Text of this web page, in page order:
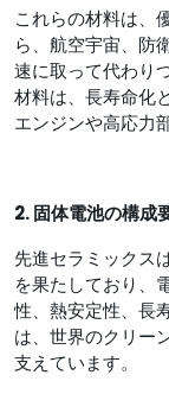
これらの材料は、
ら、航空宇宙、防
速に取って代わり
材料は、長寿命化
エンジンや高応力
2. 固体電池の構成
先進セラミックス
を果たしており、
性、熱安定性、長
は、世界のクリー
支えています。